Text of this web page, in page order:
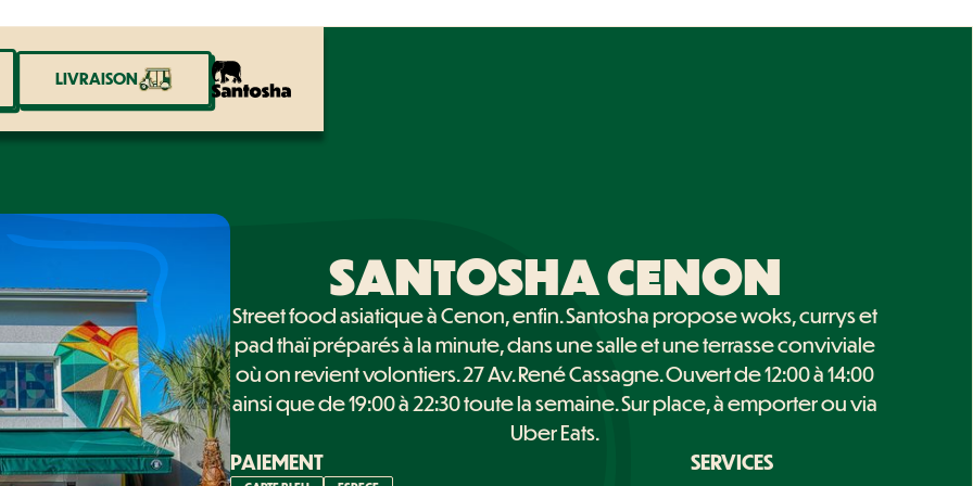
LIVRAISON
LIVRAISON
SANTOSHA CENON
Street food asiatique à Cenon, enfin. Santosha propose woks, currys et
pad thaï préparés à la minute, dans une salle et une terrasse conviviale
où on revient volontiers. 27 Av. René Cassagne. Ouvert de 12:00 à 14:00
ainsi que de 19:00 à 22:30 toute la semaine. Sur place, à emporter ou via
Uber Eats.
PAIEMENT
SERVICES